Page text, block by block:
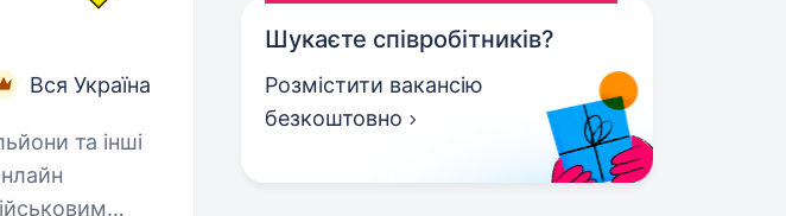
Вся Україна
Шукаєте співробітників?
Розмістити вакансію
безкоштовно